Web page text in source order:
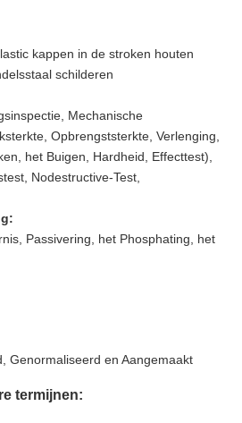
kappen in de stroken houten
schilderen
Mechanische
Opbrengststerkte, Verlenging,
het Buigen, Hardheid, Effecttest),
Nodestructive-Test,
Passivering, het Phosphating, het
Genormaliseerd en Aangemaakt
termijnen: